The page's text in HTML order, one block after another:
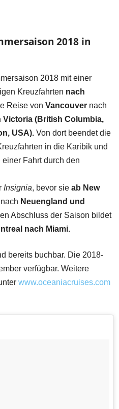
2018 in
2018 mit einer
Kreuzfahrten nach
Reise von Vancouver nach
Victoria (British Columbia,
USA). Von dort beendet die
in die Karibik und
Fahrt durch den
Insignia, bevor sie ab New
Neuengland und
Abschluss der Saison bildet
nach Miami.
bereits buchbar. Die 2018-
verfügbar. Weitere
www.oceaniacruises.com